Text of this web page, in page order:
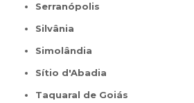
Serranópolis
Silvânia
Simolândia
Sítio d'Abadia
Taquaral de Goiás